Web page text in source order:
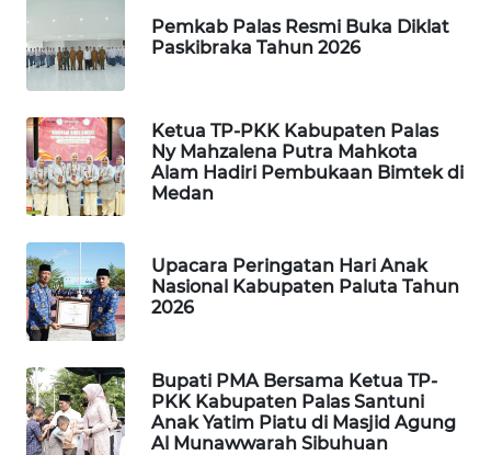
Pemkab Palas Resmi Buka Diklat
Paskibraka Tahun 2026
Ketua TP-PKK Kabupaten Palas
Ny Mahzalena Putra Mahkota
Alam Hadiri Pembukaan Bimtek di
Medan
Upacara Peringatan Hari Anak
Nasional Kabupaten Paluta Tahun
2026
Bupati PMA Bersama Ketua TP-
PKK Kabupaten Palas Santuni
Anak Yatim Piatu di Masjid Agung
Al Munawwarah Sibuhuan
MARTABAT
NET
PLN
WATCH
MKLI
LKKI
PORTAL
KONSUMEN